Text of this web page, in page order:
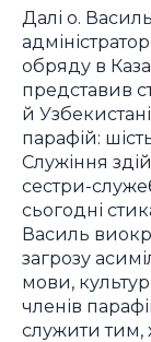
Далі о.
обряду в
представив
й
парафій:
Служіння
сестри-
сьогодні
Василь
загрозу
мови,
членів
служити тим,